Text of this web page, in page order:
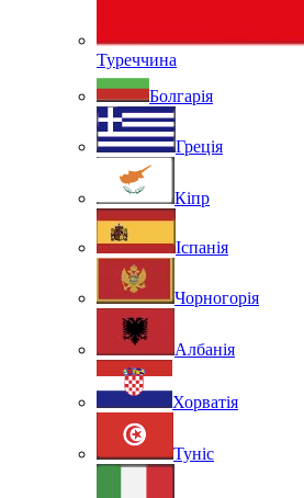
Туреччина
Болгарія
Греція
Кіпр
Іспанія
Чорногорія
Албанія
Хорватія
Туніс